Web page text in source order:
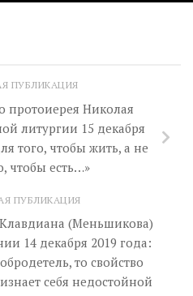
ПУБЛИКАЦИЯ
протоиерея Николая
литургии 15 декабря
того, чтобы жить, а не
чтобы есть…»
ПУБЛИКАЦИЯ
(Меньшикова)
14 декабря 2019 года:
то свойство
себя недостойной